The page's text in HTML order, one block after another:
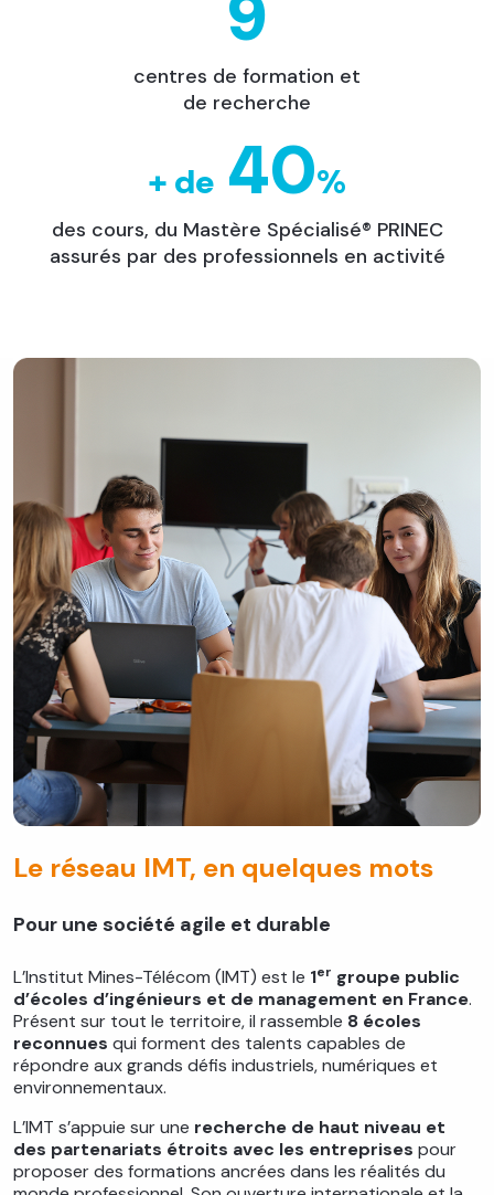
centres de formation et
de recherche
+ de 40%
des cours, du Mastère Spécialisé® PRINEC
assurés par des professionnels en activité
Le réseau IMT, en quelques mots
Pour une société agile et durable
L’Institut Mines-Télécom (IMT) est le 1er groupe public
d’écoles d’ingénieurs et de management en France.
Présent sur tout le territoire, il rassemble 8 écoles
reconnues qui forment des talents capables de
répondre aux grands défis industriels, numériques et
environnementaux.
L’IMT s’appuie sur une recherche de haut niveau et
des partenariats étroits avec les entreprises pour
proposer des formations ancrées dans les réalités du